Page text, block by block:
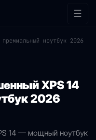
☰
ноутбук 2026
XPS 14
2026
14 — мощный ноутбук